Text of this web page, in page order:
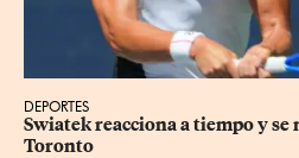
DEPORTES
Swiatek reacciona a tiempo y se
Toronto